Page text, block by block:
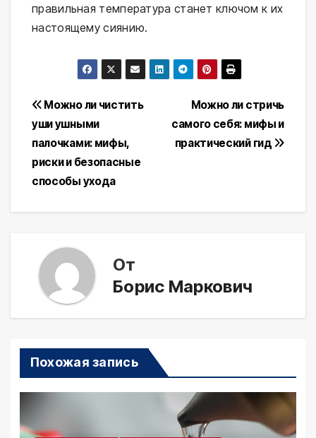
правильная температура станет ключом к их
настоящему сиянию.
Навигация
по
записям
Можно ли стричь
самого себя: мифы и
практический гид
Можно ли чистить
уши ушными
палочками: мифы,
риски и безопасные
способы ухода
От
Борис Маркович
Похожая запись